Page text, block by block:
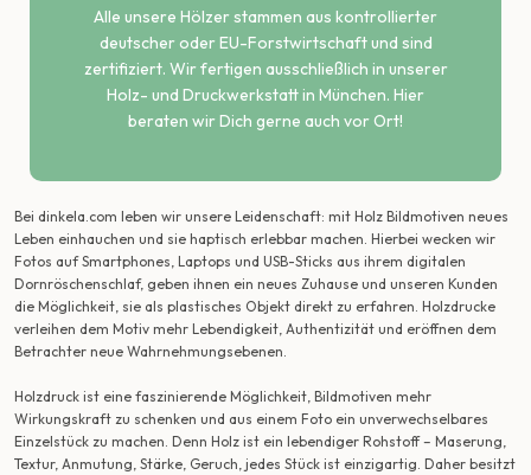
Alle unsere Hölzer stammen aus kontrollierter
deutscher oder EU-Forstwirtschaft und sind
zertifiziert. Wir fertigen ausschließlich in unserer
Holz- und Druckwerkstatt in München. Hier
beraten wir Dich gerne auch vor Ort!
Bei dinkela.com leben wir unsere Leidenschaft: mit Holz Bildmotiven neues
Leben einhauchen und sie haptisch erlebbar machen. Hierbei wecken wir
Fotos auf Smartphones, Laptops und USB-Sticks aus ihrem digitalen
Dornröschenschlaf, geben ihnen ein neues Zuhause und unseren Kunden
die Möglichkeit, sie als plastisches Objekt direkt zu erfahren. Holzdrucke
verleihen dem Motiv mehr Lebendigkeit, Authentizität und eröffnen dem
Betrachter neue Wahrnehmungsebenen.
Holzdruck ist eine faszinierende Möglichkeit, Bildmotiven mehr
Wirkungskraft zu schenken und aus einem Foto ein unverwechselbares
Einzelstück zu machen. Denn Holz ist ein lebendiger Rohstoff – Maserung,
Textur, Anmutung, Stärke, Geruch, jedes Stück ist einzigartig. Daher besitzt